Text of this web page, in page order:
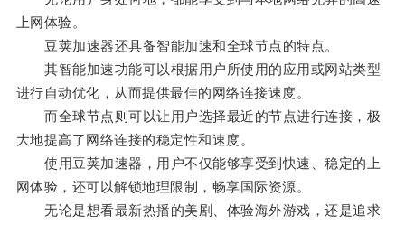
上网体验。
豆荚加速器还具备智能加速和全球节点的特点。
其智能加速功能可以根据用户所使用的应用或网站类型
进行自动优化，从而提供最佳的网络连接速度。
而全球节点则可以让用户选择最近的节点进行连接，极
大地提高了网络连接的稳定性和速度。
使用豆荚加速器，用户不仅能够享受到快速、稳定的上
网体验，还可以解锁地理限制，畅享国际资源。
无论是想看最新热播的美剧、体验海外游戏，还是追求